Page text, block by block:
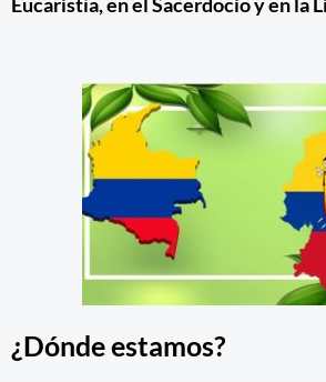
¿Dónde estamos?